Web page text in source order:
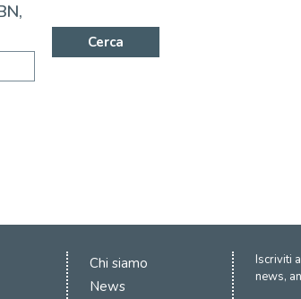
Cerca
Chi siamo
News
Iscriviti
news,